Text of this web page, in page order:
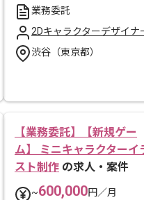
業務委託
2Dキャラクターデザイナ
渋谷（東京都）
【業務委託】【新規ゲー
ム】 ミニキャラクターイ
スト制作 の求人・案件
~600,000円／月